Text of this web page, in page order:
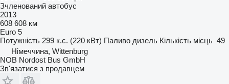
Зчленований автобус
2013
608 608 км
Euro 5
Потужність 299 к.с. (220 кВт) Паливо дизель Кількість місць 49
Німеччина, Wittenburg
NOB Nordost Bus GmbH
Зв'язатися з продавцем